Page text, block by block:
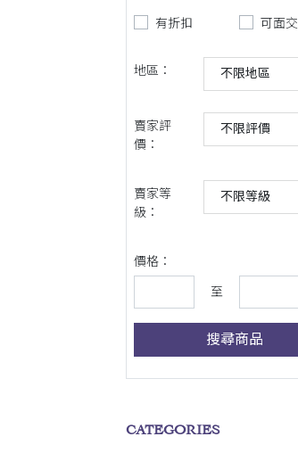
有折扣 可面交
地區： 不限地區
賣家評
價：
不限評價
賣家等
級：
不限等級
價格：
至
搜尋商品
CATEGORIES